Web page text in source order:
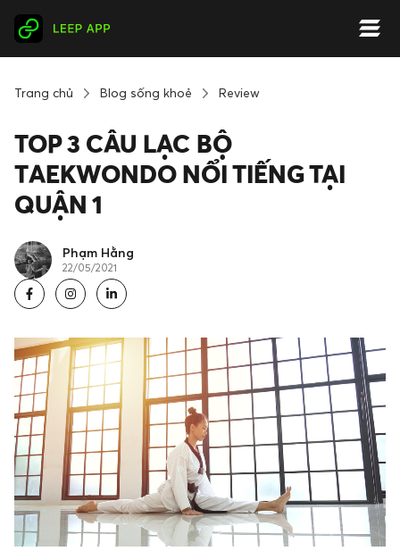
Trang chủ Blog sống khoẻ Review
TOP 3 CÂU LẠC BỘ
TAEKWONDO NỔI TIẾNG TẠI
QUẬN 1
Phạm Hằng
22/05/2021